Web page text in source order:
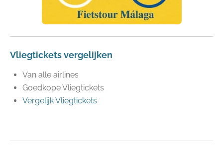
Vliegtickets vergelijken
Van alle airlines
Goedkope Vliegtickets
Vergelijk Vliegtickets